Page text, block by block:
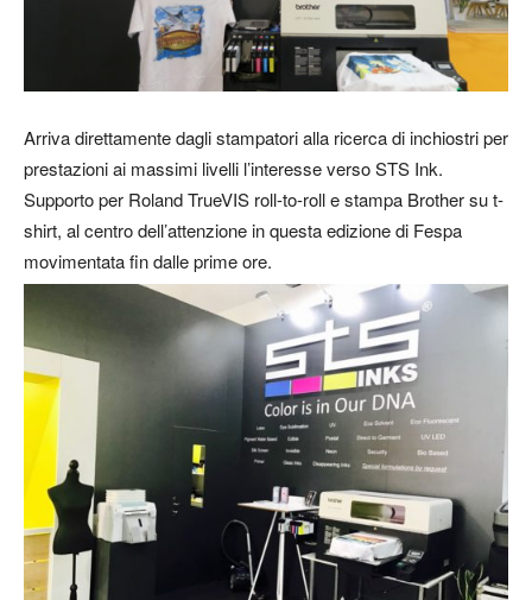
Arriva direttamente dagli stampatori alla ricerca di inchiostri per
prestazioni ai massimi livelli l’interesse verso STS Ink.
Supporto per Roland TrueVIS roll-to-roll e stampa Brother su t-
shirt, al centro dell’attenzione in questa edizione di Fespa
movimentata fin dalle prime ore.